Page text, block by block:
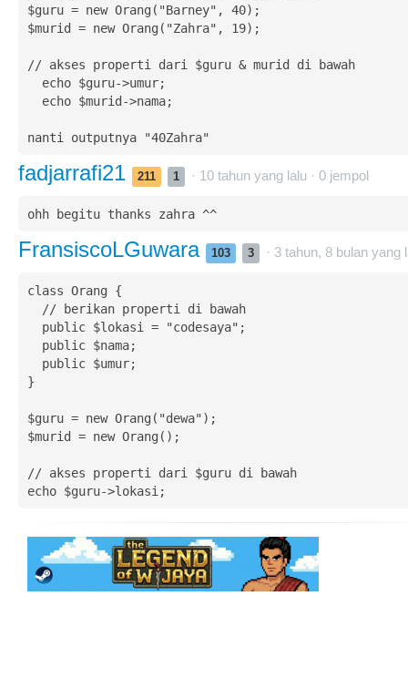
$guru = new Orang("Barney", 40);
$murid = new Orang("Zahra", 19);
// akses properti dari $guru & murid di bawah
nanti outputnya "40Zahra"
fadjarrafi21 211 1 · 10 tahun yang lalu · 0 jempol
ohh begitu thanks zahra ^^
FransiscoLGuwara 103 3 · 3 tahun, 8 bulan yang
class Orang {
}
$guru = new Orang("dewa");
$murid = new Orang();
// akses properti dari $guru di bawah